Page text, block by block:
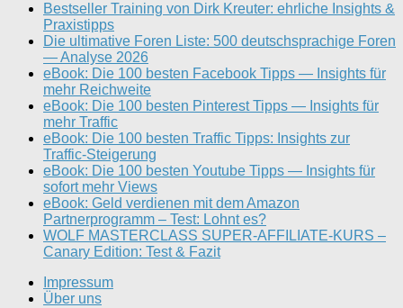
Bestseller Training von Dirk Kreuter: ehrliche Insights &
Praxistipps
Die ultimative Foren Liste: 500 deutschsprachige Foren
— Analyse 2026
eBook: Die 100 besten Facebook Tipps — Insights für
mehr Reichweite
eBook: Die 100 besten Pinterest Tipps — Insights für
mehr Traffic
eBook: Die 100 besten Traffic Tipps: Insights zur
Traffic-Steigerung
eBook: Die 100 besten Youtube Tipps — Insights für
sofort mehr Views
eBook: Geld verdienen mit dem Amazon
Partnerprogramm – Test: Lohnt es?
WOLF MASTERCLASS SUPER-AFFILIATE-KURS –
Canary Edition: Test & Fazit
Impressum
Über uns